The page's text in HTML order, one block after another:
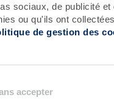
sociaux, de publicité
ou qu'ils ont
de gestion des
accepter
: